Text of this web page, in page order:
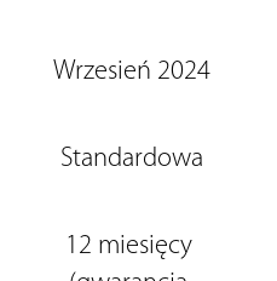
Wrzesień 2024
Standardowa
12 miesięcy